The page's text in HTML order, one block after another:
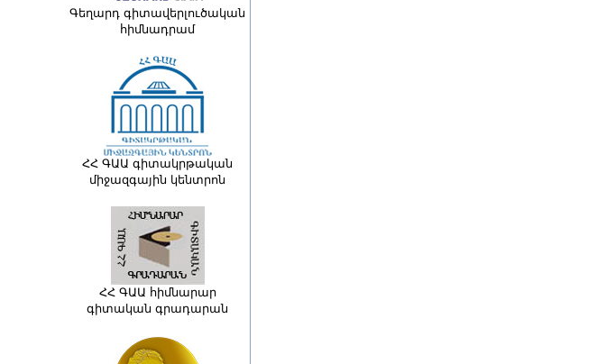
Գեղարդ գիտավերլուծական
հիմնադրամ
ՀՀ ԳԱԱ գիտակրթական
միջազգային կենտրոն
ՀՀ ԳԱԱ հիմնարար
գիտական գրադարան